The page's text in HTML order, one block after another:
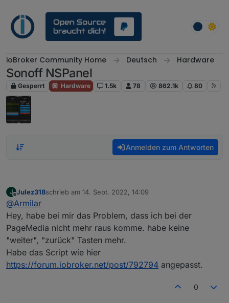
ioBroker Community Home Deutsch Hardware
Sonoff NSPanel
Gesperrt Hardware 1.5k 78 862.1k 80
Anmelden zum Antworten
J
Offline
Julez318schrieb am 14. Sept. 2022, 14:09
zuletzt editiert von
@Armilar
Hey, habe bei mir das Problem, dass ich bei der
PageMedia nicht mehr raus komme. habe keine
"weiter", "zurück" Tasten mehr.
Habe das Script wie hier
https://forum.iobroker.net/post/792794 angepasst.
0